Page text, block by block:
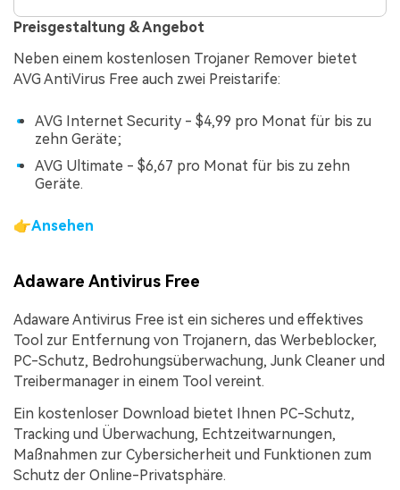
Preisgestaltung & Angebot
Neben einem kostenlosen Trojaner Remover bietet
AVG AntiVirus Free auch zwei Preistarife:
AVG Internet Security - $4,99 pro Monat für bis zu
zehn Geräte;
AVG Ultimate - $6,67 pro Monat für bis zu zehn
Geräte.
👉Ansehen
Adaware Antivirus Free
Adaware Antivirus Free ist ein sicheres und effektives
Tool zur Entfernung von Trojanern, das Werbeblocker,
PC-Schutz, Bedrohungsüberwachung, Junk Cleaner und
Treibermanager in einem Tool vereint.
Ein kostenloser Download bietet Ihnen PC-Schutz,
Tracking und Überwachung, Echtzeitwarnungen,
Maßnahmen zur Cybersicherheit und Funktionen zum
Schutz der Online-Privatsphäre.